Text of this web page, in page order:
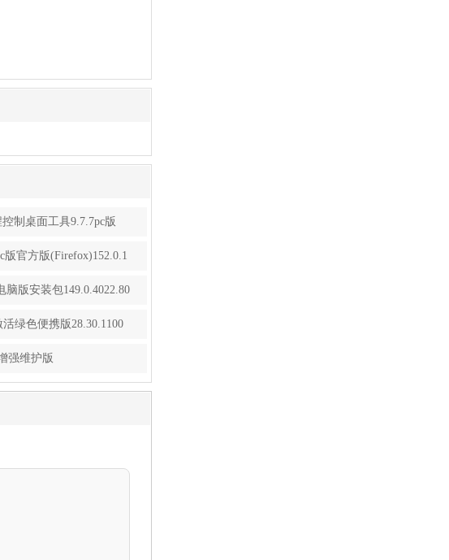
制桌面工具9.7.7pc版
版官方版(Firefox)152.0.1
脑版安装包149.0.4022.80
绿色便携版28.30.1100
强维护版